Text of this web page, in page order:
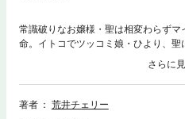
常識破りなお嬢様・聖は相変わらず
命。イトコでツッコミ娘・ひより、
レ・ 乙女に囲まれて、学園生活を送
著者
荒井チェリー